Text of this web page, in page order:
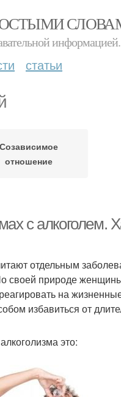
информацией.
статьи
Созависимое
отношение
с алкоголем.
отдельным
своей природе
на
избавиться от
это: